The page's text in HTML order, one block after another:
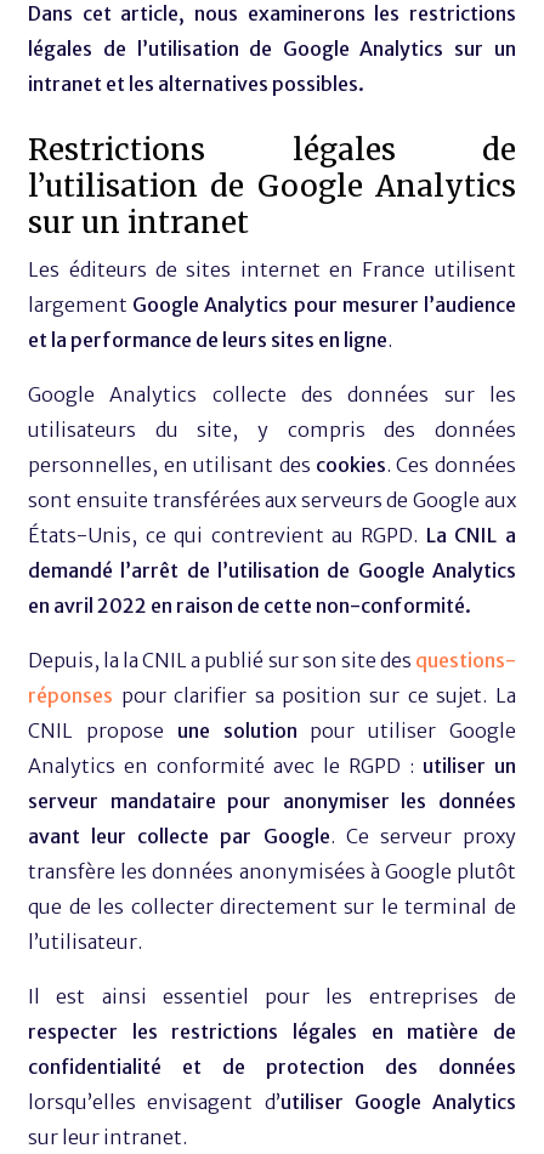
Dans cet article, nous examinerons les restrictions
légales de l’utilisation de Google Analytics sur un
intranet et les alternatives possibles.
Restrictions légales de
l’utilisation de Google Analytics
sur un intranet
Les éditeurs de sites internet en France utilisent
largement Google Analytics pour mesurer l’audience
et la performance de leurs sites en ligne.
Google Analytics collecte des données sur les
utilisateurs du site, y compris des données
personnelles, en utilisant des cookies. Ces données
sont ensuite transférées aux serveurs de Google aux
États-Unis, ce qui contrevient au RGPD. La CNIL a
demandé l’arrêt de l’utilisation de Google Analytics
en avril 2022 en raison de cette non-conformité.
Depuis, la la CNIL a publié sur son site des questions-
réponses pour clarifier sa position sur ce sujet. La
CNIL propose une solution pour utiliser Google
Analytics en conformité avec le RGPD : utiliser un
serveur mandataire pour anonymiser les données
avant leur collecte par Google. Ce serveur proxy
transfère les données anonymisées à Google plutôt
que de les collecter directement sur le terminal de
l’utilisateur.
Il est ainsi essentiel pour les entreprises de
respecter les restrictions légales en matière de
confidentialité et de protection des données
lorsqu’elles envisagent d’utiliser Google Analytics
sur leur intranet.